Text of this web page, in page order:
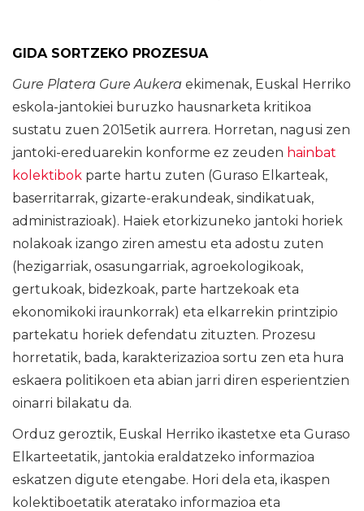
GIDA SORTZEKO PROZESUA
Gure Platera Gure Aukera ekimenak, Euskal Herriko
eskola-jantokiei buruzko hausnarketa kritikoa
sustatu zuen 2015etik aurrera. Horretan, nagusi zen
jantoki-ereduarekin konforme ez zeuden hainbat
kolektibok parte hartu zuten (Guraso Elkarteak,
baserritarrak, gizarte-erakundeak, sindikatuak,
administrazioak). Haiek etorkizuneko jantoki horiek
nolakoak izango ziren amestu eta adostu zuten
(hezigarriak, osasungarriak, agroekologikoak,
gertukoak, bidezkoak, parte hartzekoak eta
ekonomikoki iraunkorrak) eta elkarrekin printzipio
partekatu horiek defendatu zituzten. Prozesu
horretatik, bada, karakterizazioa sortu zen eta hura
eskaera politikoen eta abian jarri diren esperientzien
oinarri bilakatu da.
Orduz geroztik, Euskal Herriko ikastetxe eta Guraso
Elkarteetatik, jantokia eraldatzeko informazioa
eskatzen digute etengabe. Hori dela eta, ikaspen
kolektiboetatik ateratako informazioa eta